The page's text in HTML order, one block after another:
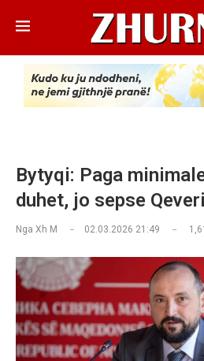
Bytyqi: Paga
duhet, jo sepse
Nga Xh M 02.03.2026 21:49